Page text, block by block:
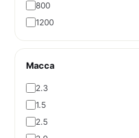
800
1200
Масса
2.3
1.5
2.5